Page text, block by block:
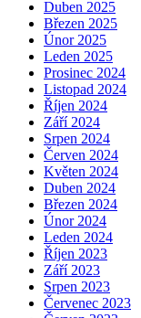
Duben 2025
Březen 2025
Únor 2025
Leden 2025
Prosinec 2024
Listopad 2024
Říjen 2024
Září 2024
Srpen 2024
Červen 2024
Květen 2024
Duben 2024
Březen 2024
Únor 2024
Leden 2024
Říjen 2023
Září 2023
Srpen 2023
Červenec 2023